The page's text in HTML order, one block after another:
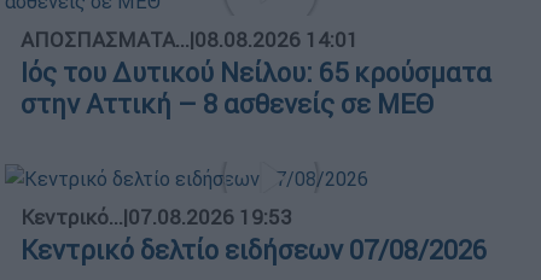
ΑΠΟΣΠΑΣΜΑΤΑ...|08.08.2026 14:01
Ιός του Δυτικού Νείλου: 65 κρούσματα
στην Αττική – 8 ασθενείς σε ΜΕΘ
Κεντρικό...|07.08.2026 19:53
Κεντρικό δελτίο ειδήσεων 07/08/2026